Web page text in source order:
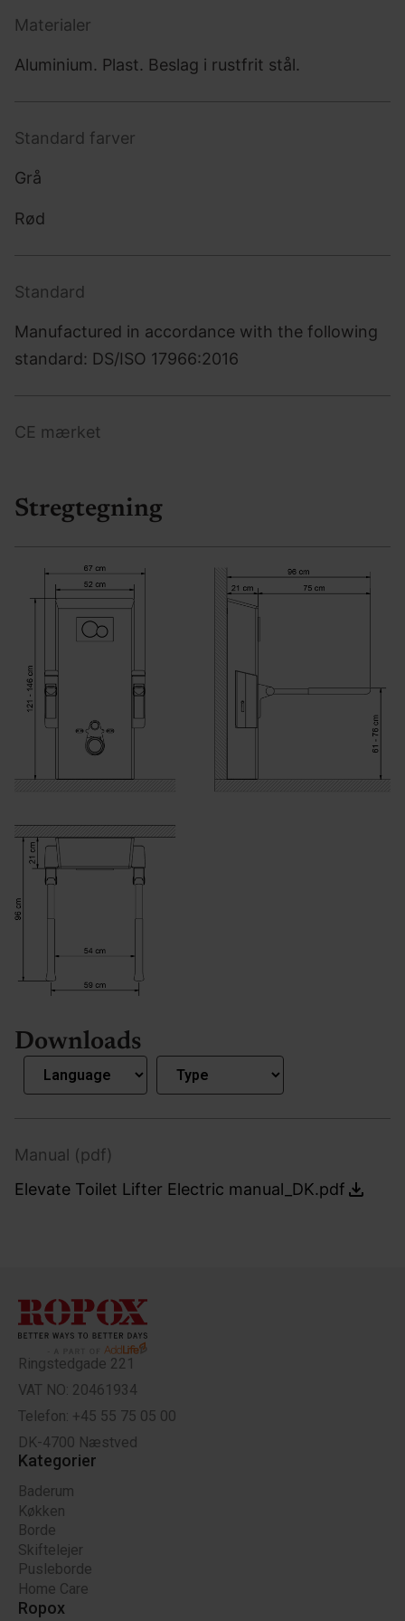
Materialer
Aluminium. Plast. Beslag i rustfrit stål.
Standard farver
Grå
Rød
Standard
Manufactured in accordance with the following
standard: DS/ISO 17966:2016
CE mærket
Stregtegning
Downloads
Manual (pdf)
Elevate Toilet Lifter Electric manual_DK.pdf
Ringstedgade 221
VAT NO: 20461934
Telefon: +45 55 75 05 00
DK-4700 Næstved
Kategorier
Baderum
Køkken
Borde
Skiftelejer
Pusleborde
Home Care
Ropox